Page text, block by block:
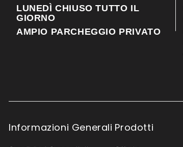
LUNEDÌ CHIUSO TUTTO IL
GIORNO
AMPIO PARCHEGGIO PRIVATO
Informazioni Generali Prodotti